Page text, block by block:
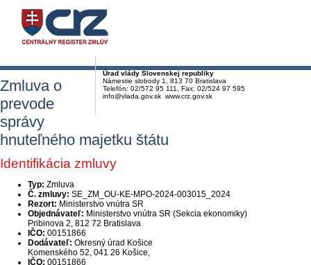
Úrad vlády Slovenskej republiky
Námestie slobody 1, 813 70 Bratislava
Telefón: 02/572 95 111, Fax: 02/524 97 595
info@vlada.gov.sk www.crz.gov.sk
Zmluva o
prevode
správy
hnuteľného majetku štátu
Identifikácia zmluvy
Typ: Zmluva
Č. zmluvy: SE_ZM_OU-KE-MPO-2024-003015_2024
Rezort: Ministerstvo vnútra SR
Objednávateľ: Ministerstvo vnútra SR (Sekcia ekonomiky)
Pribinova 2, 812 72 Bratislava
IČO: 00151866
Dodávateľ: Okresný úrad Košice
Komenského 52, 041 26 Košice,
IČO: 00151866